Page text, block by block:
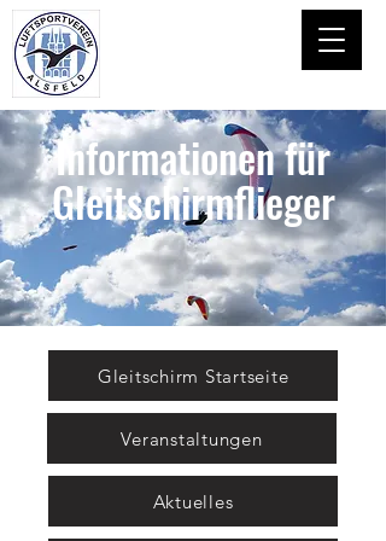
Informationen für
Gleitschirmflieger
Gleitschirm Startseite
Veranstaltungen
Aktuelles